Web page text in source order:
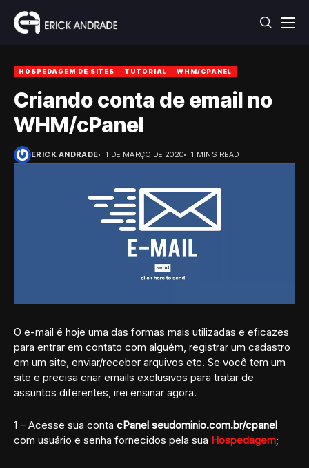
HOSPEDAGEM DE SITES TUTORIAL WHM/CPANEL
Criando conta de email no
WHM/cPanel
ERICK ANDRADE 1 DE MARÇO DE 2020 1 MINS READ
O e-mail é hoje uma das formas mais utilizadas e eficazes
para entrar em contato com alguém, registrar um cadastro
em um site, enviar/receber arquivos etc. Se você tem um
site e precisa criar emails exclusivos para tratar de
assuntos diferentes, irei ensinar agora.
1 – Acesse sua conta cPanel seudominio.com.br/cpanel
com usuário e senha fornecidos pela sua Hospedagem;